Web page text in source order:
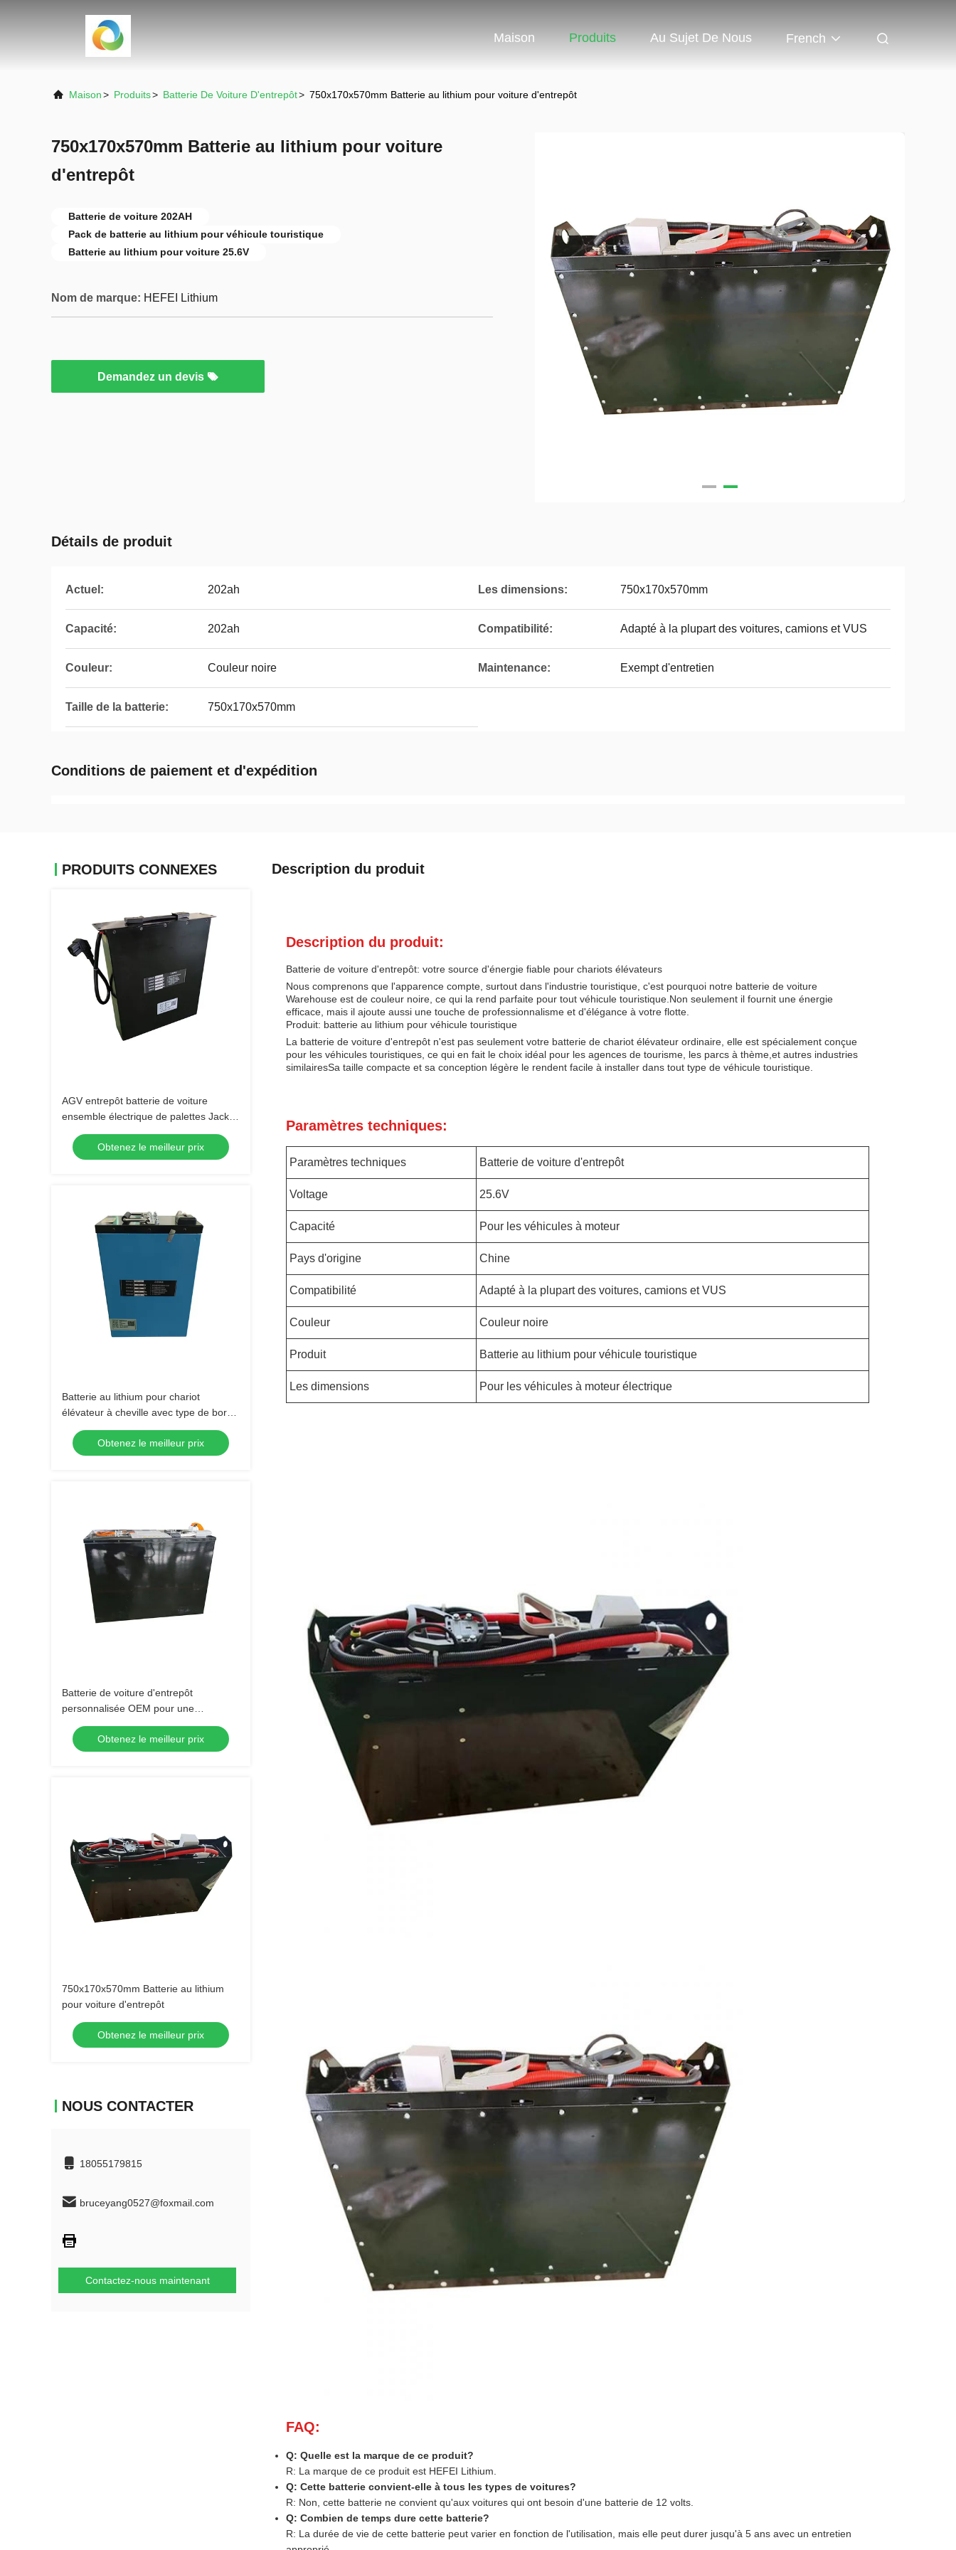
Maison Produits Au Sujet De Nous French
Maison> Produits> Batterie De Voiture D'entrepôt> 750x170x570mm Batterie au lithium pour voiture d'entrepôt
750x170x570mm Batterie au lithium pour voiture
d'entrepôt
Batterie de voiture 202AH
Pack de batterie au lithium pour véhicule touristique
Batterie au lithium pour voiture 25.6V
Nom de marque: HEFEI Lithium
Demandez un devis
Détails de produit
Actuel: 202ah Les dimensions: 750x170x570mm
Capacité: 202ah Compatibilité: Adapté à la plupart des voitures, camions et VUS
Couleur: Couleur noire Maintenance: Exempt d'entretien
Taille de la batterie: 750x170x570mm
Conditions de paiement et d'expédition
PRODUITS CONNEXES
AGV entrepôt batterie de voiture
ensemble électrique de palettes Jack
piles 54.6V 24AH
Obtenez le meilleur prix
Batterie au lithium pour chariot
élévateur à cheville avec type de borne
supérieure et maintenance sans
entretienObtenez le meilleur prix
Batterie de voiture d'entrepôt
personnalisée OEM pour une
performance et une durabilité
optimales de 25,9 V 400 AH
Obtenez le meilleur prix
750x170x570mm Batterie au lithium
pour voiture d'entrepôt
Obtenez le meilleur prix
NOUS CONTACTER
18055179815
bruceyang0527@foxmail.com
Contactez-nous maintenant
Description du produit
Description du produit:
Batterie de voiture d'entrepôt: votre source d'énergie fiable pour chariots élévateurs
Nous comprenons que l'apparence compte, surtout dans l'industrie touristique, c'est pourquoi notre batterie de voiture
Warehouse est de couleur noire, ce qui la rend parfaite pour tout véhicule touristique.Non seulement il fournit une énergie
efficace, mais il ajoute aussi une touche de professionnalisme et d'élégance à votre flotte.
Produit: batterie au lithium pour véhicule touristique
La batterie de voiture d'entrepôt n'est pas seulement votre batterie de chariot élévateur ordinaire, elle est spécialement conçue
pour les véhicules touristiques, ce qui en fait le choix idéal pour les agences de tourisme, les parcs à thème,et autres industries
similairesSa taille compacte et sa conception légère le rendent facile à installer dans tout type de véhicule touristique.
Paramètres techniques:
Paramètres techniques Batterie de voiture d'entrepôt
Voltage 25.6V
Capacité Pour les véhicules à moteur
Pays d'origine Chine
Compatibilité Adapté à la plupart des voitures, camions et VUS
Couleur Couleur noire
Produit Batterie au lithium pour véhicule touristique
Les dimensions Pour les véhicules à moteur électrique
FAQ:
Q: Quelle est la marque de ce produit?
R: La marque de ce produit est HEFEI Lithium.
Q: Cette batterie convient-elle à tous les types de voitures?
R: Non, cette batterie ne convient qu'aux voitures qui ont besoin d'une batterie de 12 volts.
Q: Combien de temps dure cette batterie?
R: La durée de vie de cette batterie peut varier en fonction de l'utilisation, mais elle peut durer jusqu'à 5 ans avec un entretien